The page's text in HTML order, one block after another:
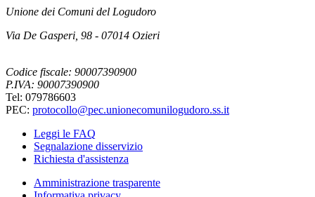
Unione dei Comuni del Logudoro
Via De Gasperi, 98 - 07014 Ozieri
Codice fiscale: 90007390900
P.IVA: 90007390900
Tel: 079786603
PEC: protocollo@pec.unionecomunilogudoro.ss.it
Leggi le FAQ
Segnalazione disservizio
Richiesta d'assistenza
Amministrazione trasparente